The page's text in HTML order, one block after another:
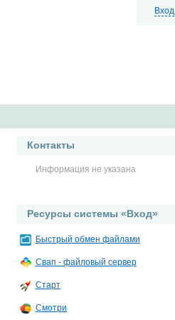
Вход
Контакты
Информация не указана
Ресурсы системы «Вход»
Быстрый обмен файлами
Свап - файловый сервер
Старт
Смотри